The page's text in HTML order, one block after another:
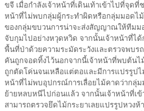
ขจี เมื่อกำลังเจ้าหน้าที่เดินเท้าเข้าไปที่จุดที่
หน้าที่ไม่พบกลุ่มผู้กระทำผิดหรือกลุ่มมอดไ
ของกลุ่มขบวนการน่าจะส่งสัญญาณให้ทีมม
จับกุมไปอย่างหวุดหวิด จากนั้นเจ้าหน้าที่ได้
พื้นที่ป่าด้วยความระมัดระวังและตรวจพบร
คันถูกจอดทิ้งไว้นอกจากนี้เจ้าหน้าที่พบต้น
ถูกตัดโค่นจนเหลือแต่ตอและมีการแปรรูปไ
หน้าที่ไม่พบอุปกรณ์การเลื่อยไม้คาดว่ากลุ่
ย้ายหลบหนีไปก่อนแล้ว จากนั้นเจ้าหน้าที่เข้
สามารถตรวจยึดไม้กระยาเลยแปรรูปหวง